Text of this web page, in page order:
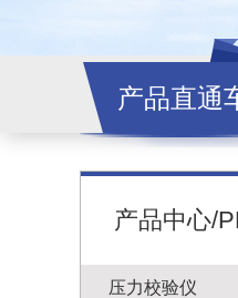
产品直通
产品中心/
压力校验仪